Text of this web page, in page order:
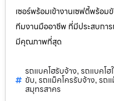
เซอร์พร้อมเข้างานเซฟตี้พร้อม
ทีมงานมืออาชีพ ที่มีประสบกา
มีคุณภาพที่สุด
รถแบคโฮรับจ้าง, รถแบคโฮ
ขับ, รถแม็คโครรับจ้าง, รถแ
สมุทรสาคร